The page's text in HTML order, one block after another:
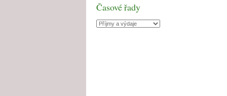
Časové řady